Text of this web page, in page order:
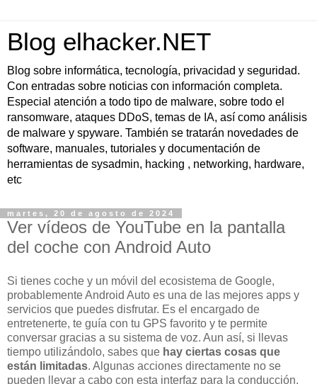
Blog elhacker.NET
Blog sobre informática, tecnología, privacidad y seguridad.
Con entradas sobre noticias con información completa.
Especial atención a todo tipo de malware, sobre todo el
ransomware, ataques DDoS, temas de IA, así como análisis
de malware y spyware. También se tratarán novedades de
software, manuales, tutoriales y documentación de
herramientas de sysadmin, hacking , networking, hardware,
etc
martes, 20 de agosto de 2024
Ver vídeos de YouTube en la pantalla
del coche con Android Auto
Si tienes coche y un móvil del ecosistema de Google,
probablemente Android Auto es una de las mejores apps y
servicios que puedes disfrutar. Es el encargado de
entretenerte, te guía con tu GPS favorito y te permite
conversar gracias a su sistema de voz. Aun así, si llevas
tiempo utilizándolo, sabes que hay ciertas cosas que
están limitadas. Algunas acciones directamente no se
pueden llevar a cabo con esta interfaz para la conducción.